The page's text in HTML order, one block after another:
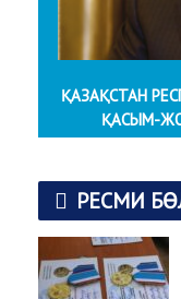
ҚАЗАҚСТАН
ҚАСЫМ-
РЕСМИ